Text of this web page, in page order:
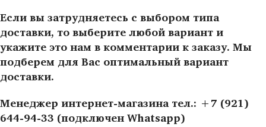
Если вы затрудняетесь с выбором типа
доставки, то выберите любой вариант и
укажите это нам в комментарии к заказу. Мы
подберем для Вас оптимальный вариант
доставки.
Менеджер интернет-магазина тел.: +7 (921)
644-94-33 (подключен Whatsapp)